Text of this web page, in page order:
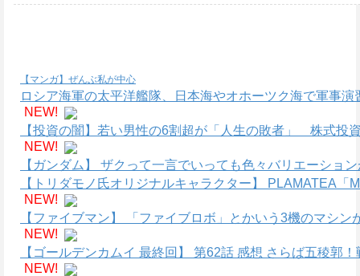
【マンガ】ぜんぶ私が中心
ロシア海軍の太平洋艦隊、日本海やオホーツク海で軍事
NEW!
【投資の闇】若い男性の6割超が「人生の敗者」 株式投
NEW!
【ガンダム】 ザクって一言でいっても色々バリエーショ
【トリダモノ氏オリジナルキャラクター】 PLAMATEA
NEW!
【ファイブマン】 「ファイブロボ」とかいう3機のマシン
NEW!
【ゴールデンカムイ 最終回】 第62話 感想 さらば五稜郭
NEW!